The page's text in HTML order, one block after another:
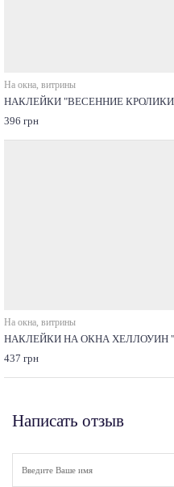
На окна, витрины
НАКЛЕЙКИ "ВЕСЕННИЕ
396 грн
На окна, витрины
НАКЛЕЙКИ НА ОКНА ХЕЛЛОУИН
437 грн
Написать отзыв